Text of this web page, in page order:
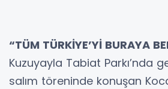
“TÜM TÜRKİYE’Yİ BURAYA
Kuzuyayla Tabiat Parkı’nda
salım töreninde konuşan